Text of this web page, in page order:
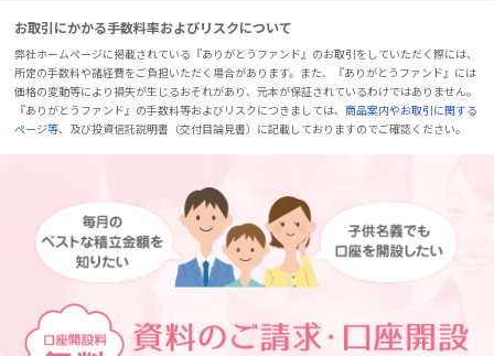
お取引にかかる手数料率およびリスクについて
弊社ホームページに掲載されている『ありがとうファンド』のお取引をしていただく際には、
所定の手数料や諸経費をご負担いただく場合があります。また、『ありがとうファンド』には
価格の変動等により損失が生じるおそれがあり、元本が保証されているわけではありません。
『ありがとうファンド』の手数料等およびリスクにつきましては、商品案内やお取引に関する
ページ等、及び投資信託説明書（交付目論見書）に記載しておりますのでご確認ください。